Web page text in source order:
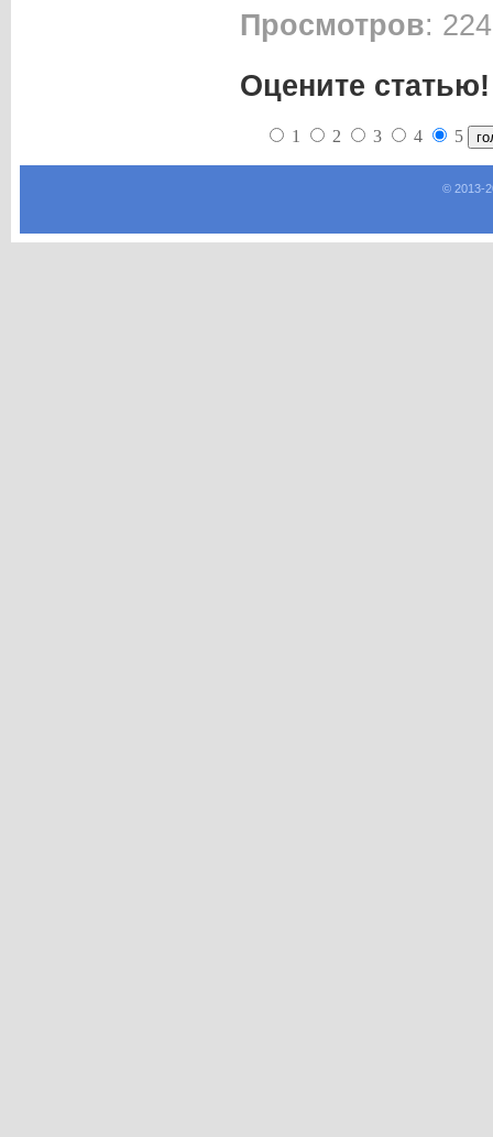
Просмотров:
Оцените статью!
1 2 3 4 5
© 2013-